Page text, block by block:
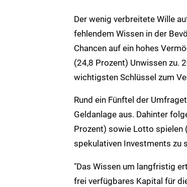
Der wenig verbreitete Wille
fehlendem Wissen in der
Chancen auf ein hohes
(24,8 Prozent) Unwissen zu.
wichtigsten Schlüssel zum
Rund ein Fünftel der
Geldanlage aus. Dahinter
Prozent) sowie Lotto spielen
spekulativen Investments zu
"Das Wissen um langfristig
frei verfügbares Kapital für